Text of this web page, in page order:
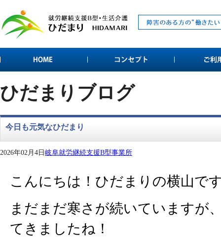
ひだまりブログ
今日も元気なひだまり
2026年02月4日岐阜就労継続支援B型事業所
こんにちは！ひだまりの横山で
まだまだ寒さが続いていますが
てきましたね！